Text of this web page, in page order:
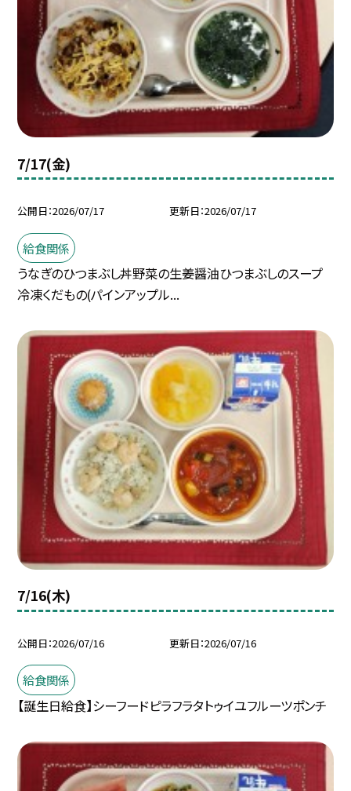
7/17(金)
公開日 2026/07/17 更新日 2026/07/17
給食関係
うなぎのひつまぶし丼野菜の生姜醤油ひつまぶしのスープ
冷凍くだもの(パインアップル...
7/16(木)
公開日 2026/07/16 更新日 2026/07/16
給食関係
【誕生日給食】シーフードピラフラタトゥイユフルーツポンチ